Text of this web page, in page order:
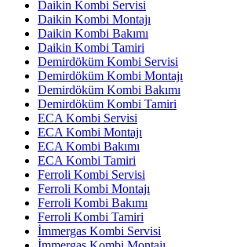
Daikin Kombi Servisi
Daikin Kombi Montajı
Daikin Kombi Bakımı
Daikin Kombi Tamiri
Demirdöküm Kombi Servisi
Demirdöküm Kombi Montajı
Demirdöküm Kombi Bakımı
Demirdöküm Kombi Tamiri
ECA Kombi Servisi
ECA Kombi Montajı
ECA Kombi Bakımı
ECA Kombi Tamiri
Ferroli Kombi Servisi
Ferroli Kombi Montajı
Ferroli Kombi Bakımı
Ferroli Kombi Tamiri
İmmergas Kombi Servisi